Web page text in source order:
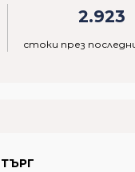
2.923
стоки през
ТЪРГ